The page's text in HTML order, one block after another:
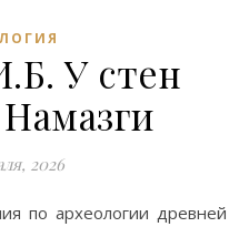
У стен
2026